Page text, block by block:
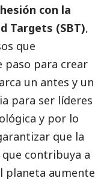
con la
Targets (SBT),
que
paso para crear
un antes y un
para ser líderes
y por lo
que la
contribuya a
planeta aumente